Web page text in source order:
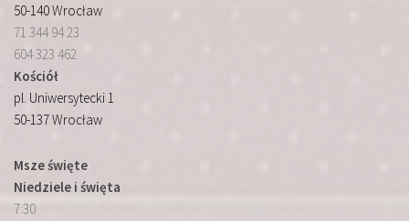
50-140 Wrocław
71 344 94 23
604 323 462
Kościół
pl. Uniwersytecki 1
50-137 Wrocław
Msze święte
Niedziele i święta
7:30